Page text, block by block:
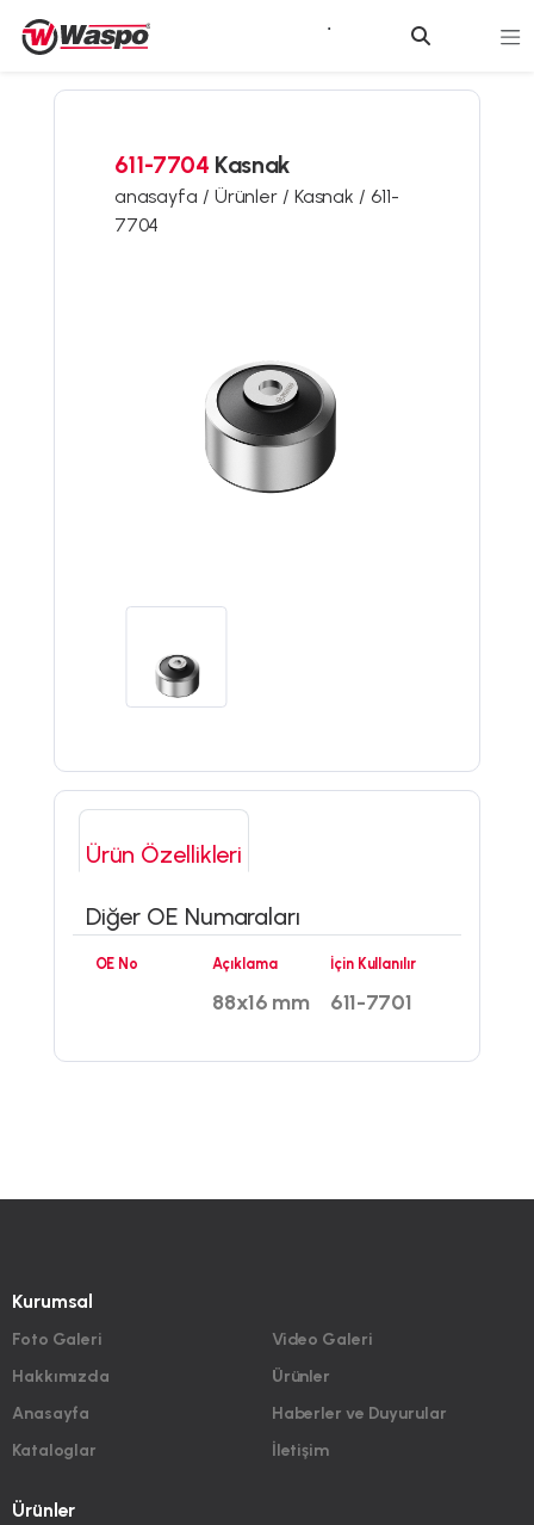
611-7704 Kasnak
anasayfa / Ürünler / Kasnak / 611-
7704
Ürün Özellikleri
Diğer OE Numaraları
OE No Açıklama
88x16 mm
İçin Kullanılır
611-7701
Kurumsal
Foto Galeri
Hakkımızda
Anasayfa
Kataloglar
Video Galeri
Ürünler
Haberler ve Duyurular
İletişim
Ürünler